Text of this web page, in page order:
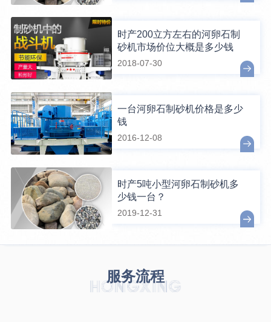
时产200立方左右的河卵石制
砂机市场价位大概是多少钱
2018-07-30
一台河卵石制砂机价格是多少
钱
2016-12-08
时产5吨小型河卵石制砂机多
少钱一台？
2019-12-31
服务流程